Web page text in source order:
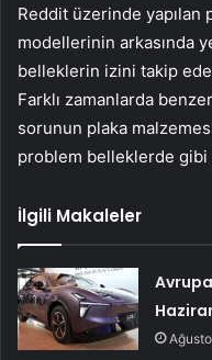
Reddit üzerinde yapılan
modellerinin arkasında
belleklerin izini takip
Farklı zamanlarda
sorunun plaka
problem belleklerde gibi
İlgili Makaleler